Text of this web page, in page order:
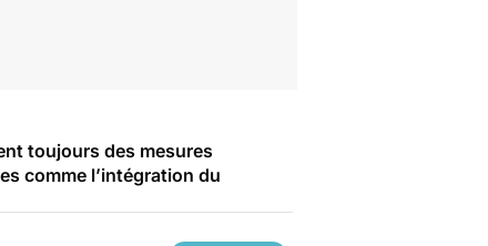
toujours des mesures
comme l’intégration du